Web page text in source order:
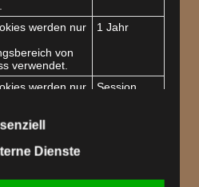
Uhr
werden nur
von
verwendet.
1 Jahr
werden nur
von
verwendet und
andere
nicht.
Session
Dienste